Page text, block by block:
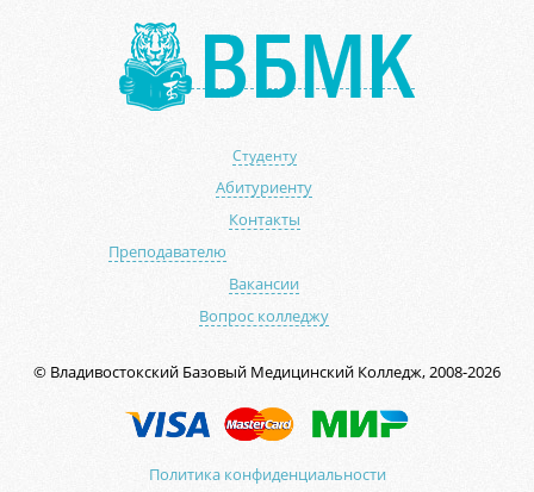
Студенту
Абитуриенту
Контакты
Преподавателю
Вакансии
Вопрос колледжу
© Владивостокский Базовый Медицинский Колледж, 2008-2026
Политика конфиденциальности